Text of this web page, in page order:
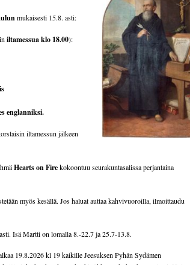
mukaisesti 15.8. asti:
iltamessua klo 18.00):
englanniksi.
iltamessun jälkeen
Hearts on Firekokoontuu seurakuntasalissa perjantaina
myös kesällä. Jos haluat auttaa kahvivuoroilla, ilmoittaudu
Isä Martti on lomalla 8.-22.7 ja 25.7-13.8.
19.8.2026 kl 19 kaikille Jeesuksen Pyhän Sydämen